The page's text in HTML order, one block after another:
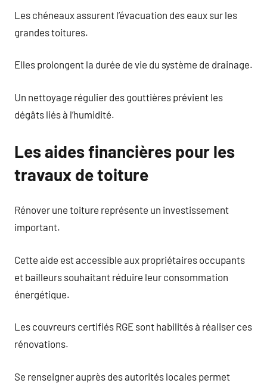
Les chéneaux assurent l’évacuation des eaux sur les
grandes toitures.
Elles prolongent la durée de vie du système de drainage.
Un nettoyage régulier des gouttières prévient les
dégâts liés à l’humidité.
Les aides financières pour les
travaux de toiture
Rénover une toiture représente un investissement
important.
Cette aide est accessible aux propriétaires occupants
et bailleurs souhaitant réduire leur consommation
énergétique.
Les couvreurs certifiés RGE sont habilités à réaliser ces
rénovations.
Se renseigner auprès des autorités locales permet